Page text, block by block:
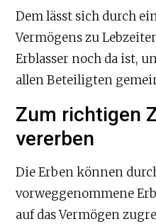
Dem lässt sich durch
Vermögens zu
Erblasser noch da ist,
allen Beteiligten
Zum richtigen
vererben
Die Erben können
vorweggenommene
auf das Vermögen